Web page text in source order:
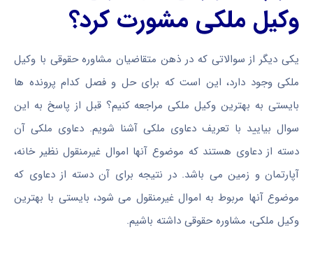
وکیل ملکی مشورت کرد؟
یکی دیگر از سوالاتی که در ذهن متقاضیان مشاوره حقوقی با وکیل
ملکی وجود دارد، این است که برای حل و فصل کدام پرونده ها
بایستی به بهترین وکیل ملکی مراجعه کنیم؟ قبل از پاسخ به این
سوال بیایید با تعریف دعاوی ملکی آشنا شویم. دعاوی ملکی آن
دسته از دعاوی هستند که موضوع آنها اموال غیرمنقول نظیر خانه،
آپارتمان و زمین می باشد. در نتیجه برای آن دسته از دعاوی که
موضوع آنها مربوط به اموال غیرمنقول می شود، بایستی با بهترین
وکیل ملکی، مشاوره حقوقی داشته باشیم.